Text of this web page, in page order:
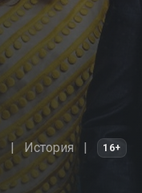
История 16+